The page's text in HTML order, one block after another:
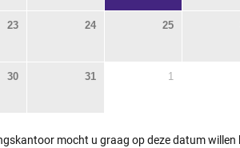
23 24 25
30 31 1
mocht u graag op deze datum